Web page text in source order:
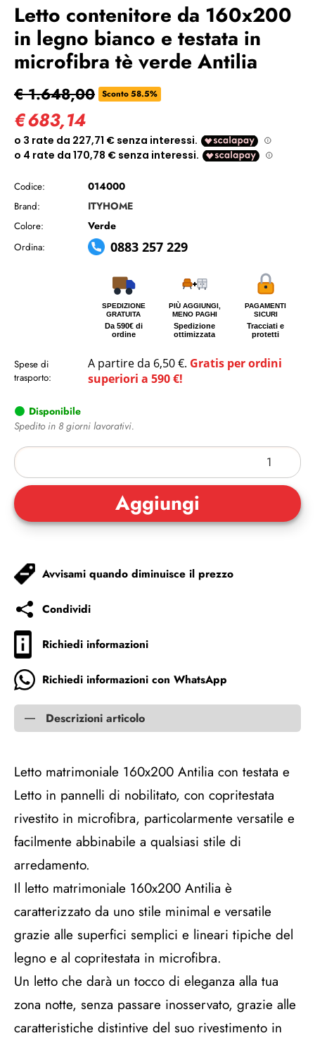
Letto contenitore da 160x200
in legno bianco e testata in
microfibra tè verde Antilia
€ 1.648,00 Sconto 58.5%
€683,14
Codice: 014000
Brand: ITYHOME
Colore: Verde
Ordina: 0883 257 229
SPEDIZIONE
GRATUITA
Da 590€ di
ordine
PIÙ AGGIUNGI,
MENO PAGHI
Spedizione
ottimizzata
PAGAMENTI
SICURI
Tracciati e
protetti
Spese di
trasporto:
A partire da 6,50 €. Gratis per ordini
superiori a 590 €!
Disponibile
Spedito in 8 giorni lavorativi.
Avvisami quando diminuisce il prezzo
Condividi
Richiedi informazioni
Richiedi informazioni con WhatsApp
Descrizioni articolo
Letto matrimoniale 160x200 Antilia con testata e
Letto in pannelli di nobilitato, con copritestata
rivestito in microfibra, particolarmente versatile e
facilmente abbinabile a qualsiasi stile di
arredamento.
Il letto matrimoniale 160x200 Antilia è
caratterizzato da uno stile minimal e versatile
grazie alle superfici semplici e lineari tipiche del
legno e al copritestata in microfibra.
Un letto che darà un tocco di eleganza alla tua
zona notte, senza passare inosservato, grazie alle
caratteristiche distintive del suo rivestimento in